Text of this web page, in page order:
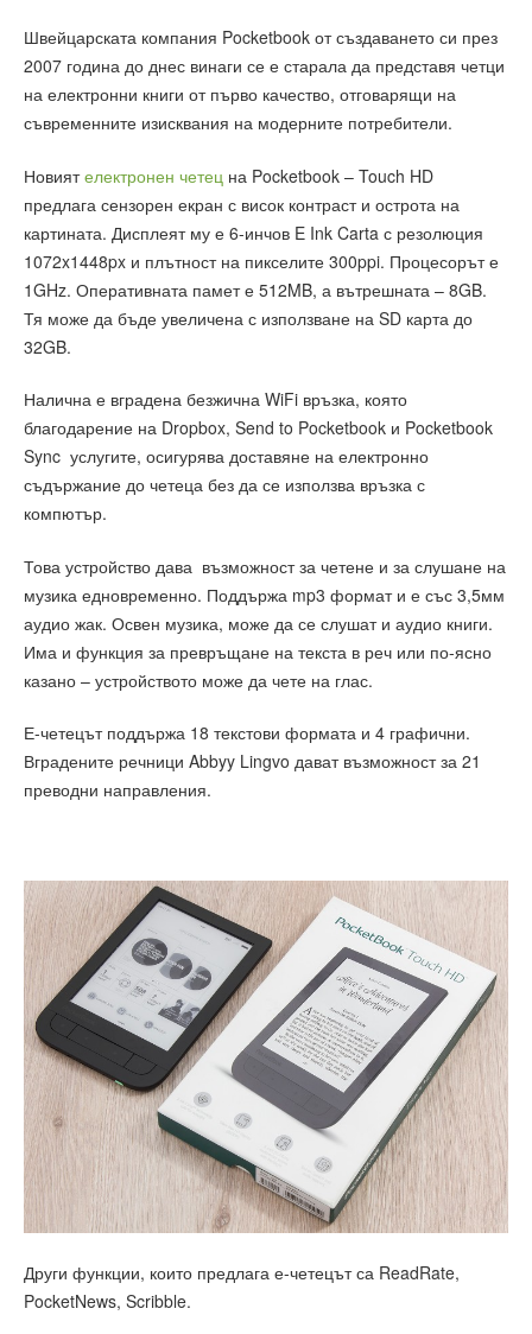
Швейцарската компания Pocketbook от създаването си през
2007 година до днес винаги се е старала да представя четци
на електронни книги от първо качество, отговарящи на
съвременните изисквания на модерните потребители.
Новиятелектронен четец на Pocketbook – Touch HD
предлага сензорен екран с висок контраст и острота на
картината. Дисплеят му е 6-инчов E Ink Carta с резолюция
1072x1448px и плътност на пикселите 300ppi. Процесорът е
1GHz. Оперативната памет е 512MB, а вътрешната – 8GB.
Тя може да бъде увеличена с използване на SD карта до
32GB.
Налична е вградена безжична WiFi връзка, която
благодарение на Dropbox, Send to Pocketbook и Pocketbook
Sync услугите, осигурява доставяне на електронно
съдържание до четеца без да се използва връзка с
компютър.
Това устройство дава възможност за четене и за слушане на
музика едновременно. Поддържа mp3 формат и е със 3,5мм
аудио жак. Освен музика, може да се слушат и аудио книги.
Има и функция за превръщане на текста в реч или по-ясно
казано – устройството може да чете на глас.
Е-четецът поддържа 18 текстови формата и 4 графични.
Вградените речници Abbyy Lingvo дават възможност за 21
преводни направления.
Други функции, които предлага е-четецът са ReadRate,
PocketNews, Scribble.